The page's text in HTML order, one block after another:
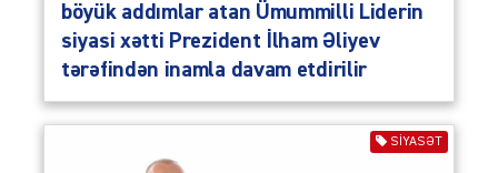
böyük addımlar atan Ümummilli Liderin
siyasi xətti Prezident İlham Əliyev
tərəfindən inamla davam etdirilir
SIYASƏT